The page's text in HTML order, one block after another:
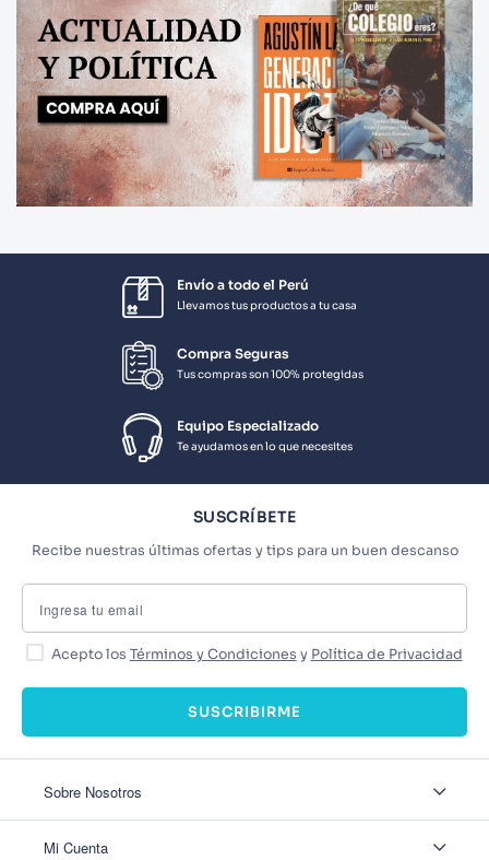
Envío a todo el Perú
Llevamos tus productos a tu casa
Compra Seguras
Tus compras son 100% protegidas
Equipo Especializado
Te ayudamos en lo que necesites
SUSCRÍBETE
Recibe nuestras últimas ofertas y tips para un buen descanso
Acepto los Términos y Condiciones y Política de Privacidad
SUSCRIBIRME
Sobre Nosotros
Nuestas tiendas
Mi Cuenta